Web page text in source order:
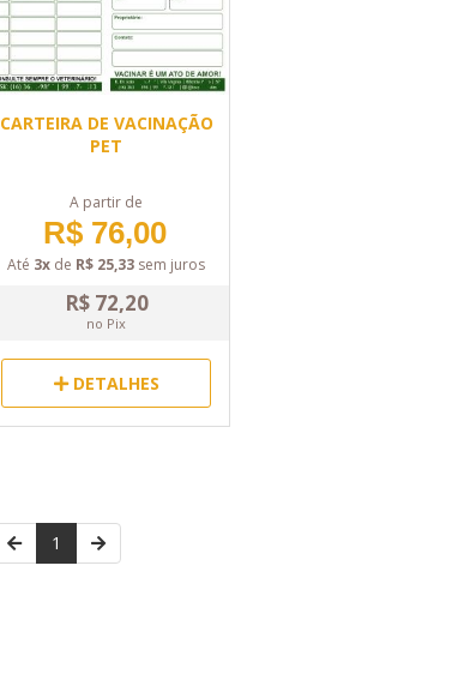
CARTEIRA DE VACINAÇÃO
PET
A partir de
R$ 76,00
Até 3x de R$ 25,33 sem juros
R$ 72,20
no Pix
DETALHES
1